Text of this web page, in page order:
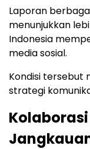
Laporan
menunjukkan
Indonesia
media sosial.
Kondisi tersebut
strategi